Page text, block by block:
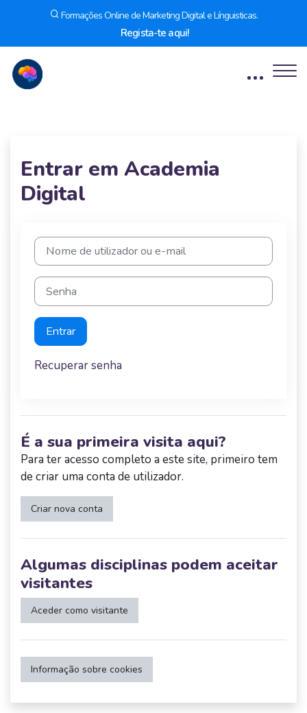
Formações Online de Marketing Digital e Línguisticas.
Regista-te aqui!
Entrar em Academia
Digital
Nome de utilizador ou e-mail
Senha
Entrar
Recuperar senha
É a sua primeira visita aqui?
Para ter acesso completo a este site, primeiro tem
de criar uma conta de utilizador.
Criar nova conta
Algumas disciplinas podem aceitar
visitantes
Aceder como visitante
Informação sobre cookies